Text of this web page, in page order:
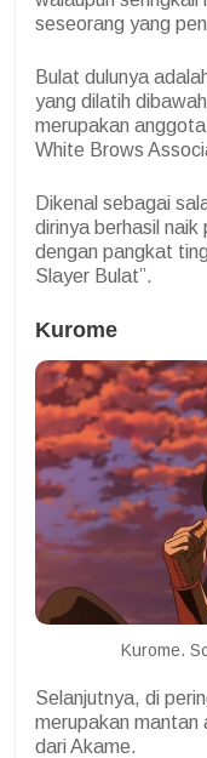
seseorang yang
Bulat dulunya
yang dilatih
merupakan
White Brows
Dikenal sebagai
dirinya berhasil
dengan pangkat
Slayer Bulat”.
Kurome
Kurome.
Selanjutnya, di
merupakan mantan
dari Akame.